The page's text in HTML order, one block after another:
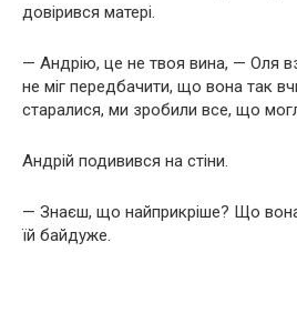
довірився матері.
— Андрію, це не твоя вина, — Оля
не міг передбачити, що вона так
старалися, ми зробили все, що
Андрій подивився на стіни.
— Знаєш, що найприкріше? Що вона
їй байдуже.